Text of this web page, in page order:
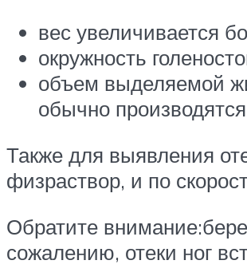
вес увеличивается
окружность
объем выделяемой
обычно
Также для выявления
физраствор, и по
Обратите
сожалению, отеки ног